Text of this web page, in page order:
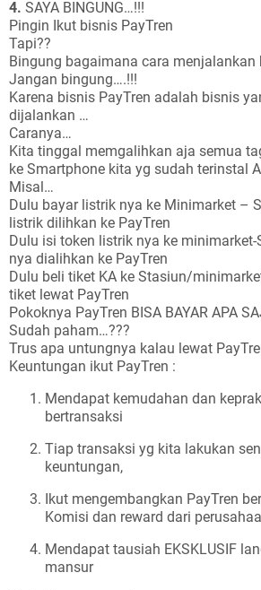
4. SAYA BINGUNG…!!!
Pingin Ikut bisnis PayTren
Tapi??
Bingung bagaimana cara menjalankan
Jangan bingung….!!!
Karena bisnis PayTren adalah bisnis
dijalankan …
Caranya…
Kita tinggal memgalihkan aja semua
ke Smartphone kita yg sudah terinstal
Misal…
Dulu bayar listrik nya ke Minimarket –
listrik dilihkan ke PayTren
Dulu isi token listrik nya ke minimarket-
nya dialihkan ke PayTren
Dulu beli tiket KA ke Stasiun/
tiket lewat PayTren
Pokoknya PayTren BISA BAYAR APA
Sudah paham…???
Trus apa untungnya kalau lewat
Keuntungan ikut PayTren :
Mendapat kemudahan dan
bertransaksi
Tiap transaksi yg kita lakukan
keuntungan,
Ikut mengembangkan PayTren
Komisi dan reward dari
Mendapat tausiah EKSKLUSIF
mansur